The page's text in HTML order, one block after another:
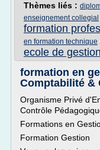
Thèmes liés :
enseignement collegial
formation
en formation technique
ecole de
formation en
Comptabilité &
Organisme Privé
Contrôle
Formations en
Formation Gestion